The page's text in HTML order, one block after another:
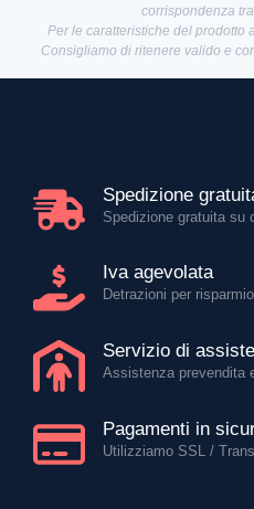
corrispondenza
Per le caratteristiche del prodotto
Consigliamo di ritenere valido e
Spedizione
Spedizione gratuita su
Iva agevolata
Detrazioni per
Servizio di
Assistenza prevendita
Pagamenti in
Utilizziamo SSL /